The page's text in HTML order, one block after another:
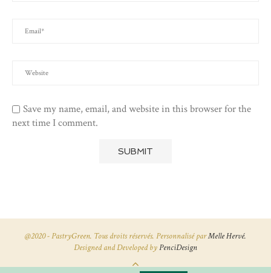
Save my name, email, and website in this browser for the
next time I comment.
@2020 - PastryGreen. Tous droits réservés. Personnalisé parMelle Hervé.
Designed and Developed byPenciDesign